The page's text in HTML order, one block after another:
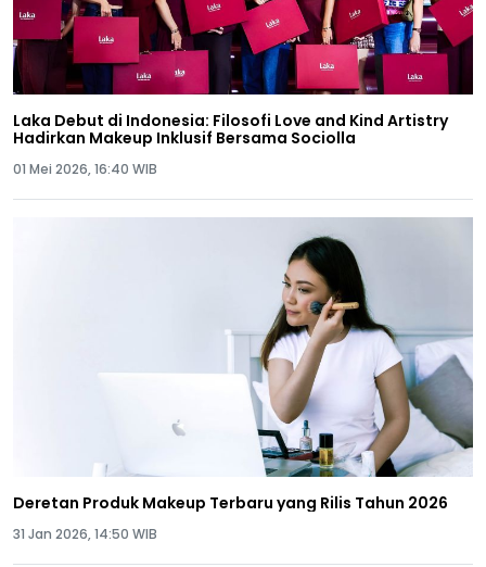
Laka Debut di Indonesia: Filosofi Love and Kind Artistry
Hadirkan Makeup Inklusif Bersama Sociolla
01 Mei 2026, 16:40 WIB
Deretan Produk Makeup Terbaru yang Rilis Tahun 2026
31 Jan 2026, 14:50 WIB